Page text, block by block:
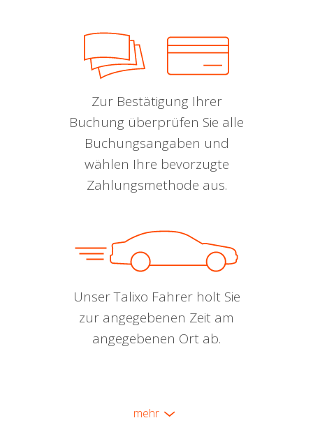
Zur Bestätigung Ihrer
Buchung überprüfen Sie alle
Buchungsangaben und
wählen Ihre bevorzugte
Zahlungsmethode aus.
Unser Talixo Fahrer holt Sie
zur angegebenen Zeit am
angegebenen Ort ab.
mehr